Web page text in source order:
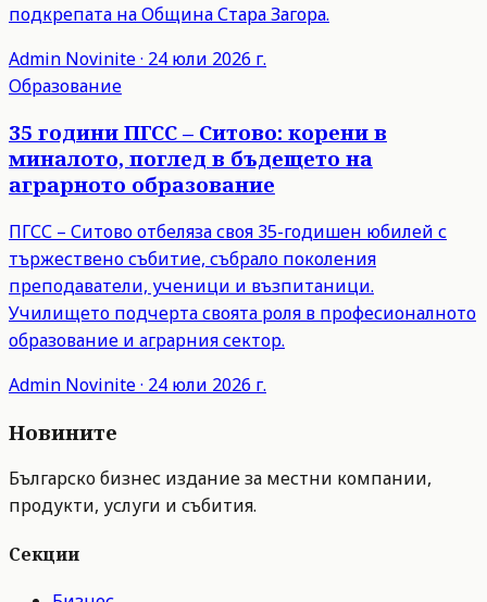
подкрепата на Община Стара Загора.
Admin Novinite· 24 юли 2026 г.
Образование
35 години ПГСС – Ситово: корени в
миналото, поглед в бъдещето на
аграрното образование
ПГСС – Ситово отбеляза своя 35-годишен юбилей с
тържествено събитие, събрало поколения
преподаватели, ученици и възпитаници.
Училището подчерта своята роля в професионалното
образование и аграрния сектор.
Admin Novinite· 24 юли 2026 г.
Новините
Българско бизнес издание за местни компании,
продукти, услуги и събития.
Секции